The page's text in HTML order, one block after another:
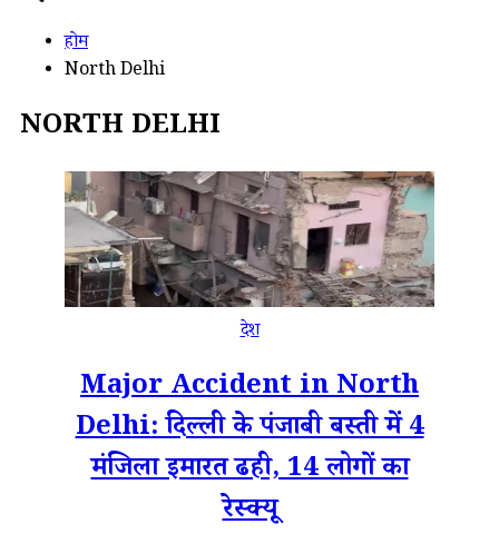
होम
North Delhi
NORTH DELHI
देश
Major Accident in North
Delhi: दिल्ली के पंजाबी बस्ती में 4
मंजिला इमारत ढही, 14 लोगों का
रेस्क्यू